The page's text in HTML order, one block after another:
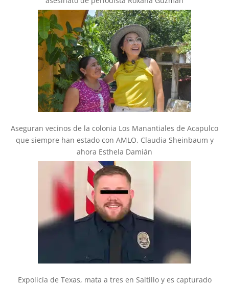
Aseguran vecinos de la colonia Los Manantiales de Acapulco
que siempre han estado con AMLO, Claudia Sheinbaum y
ahora Esthela Damián
Expolicía de Texas, mata a tres en Saltillo y es capturado